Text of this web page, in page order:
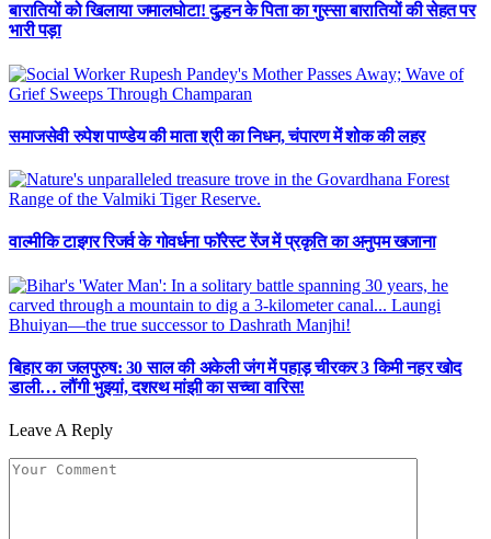
बारातियों को खिलाया जमालघोटा! दुल्हन के पिता का गुस्सा बारातियों की सेहत पर
भारी पड़ा
समाजसेवी रुपेश पाण्डेय की माता श्री का निधन, चंपारण में शोक की लहर
वाल्मीकि टाइगर रिजर्व के गोवर्धना फॉरेस्ट रेंज में प्रकृति का अनुपम खजाना
बिहार का जलपुरुष: 30 साल की अकेली जंग में पहाड़ चीरकर 3 किमी नहर खोद
डाली… लौंगी भुइयां, दशरथ मांझी का सच्चा वारिस!
Leave A Reply